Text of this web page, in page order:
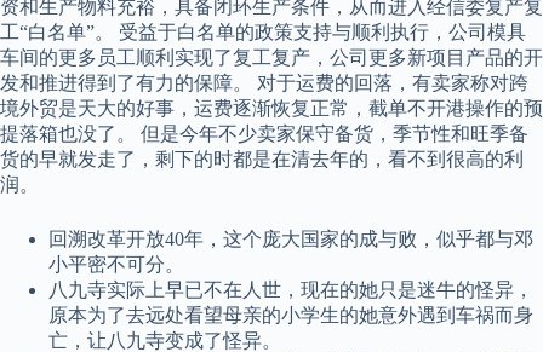
资和生产物料充裕，具备闭环生产条件，从而进入经信委复产复
工“白名单”。 受益于白名单的政策支持与顺利执行，公司模具
车间的更多员工顺利实现了复工复产，公司更多新项目产品的开
发和推进得到了有力的保障。 对于运费的回落，有卖家称对跨
境外贸是天大的好事，运费逐渐恢复正常，截单不开港操作的预
提落箱也没了。 但是今年不少卖家保守备货，季节性和旺季备
货的早就发走了，剩下的时都是在清去年的，看不到很高的利
润。
回溯改革开放40年，这个庞大国家的成与败，似乎都与邓
小平密不可分。
八九寺实际上早已不在人世，现在的她只是迷牛的怪异，
原本为了去远处看望母亲的小学生的她意外遇到车祸而身
亡，让八九寺变成了怪异。